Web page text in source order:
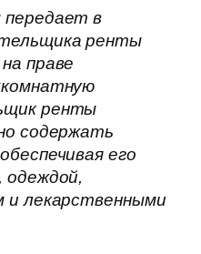
в
ренты
праве
ренты
содержать
его
и лекарственными